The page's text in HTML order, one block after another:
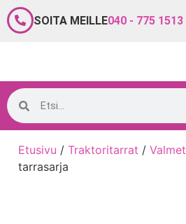
SOITA MEILLE040 - 775 1513
Etusivu / Traktoritarrat / Valmet
tarrasarja